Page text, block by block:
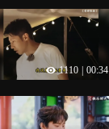
1110 00:34